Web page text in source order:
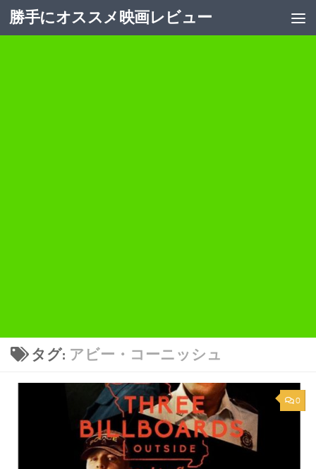
コンテンツへスキップ
勝手にオススメ映画レビュー
タグ: アビー・コーニッシュ
0